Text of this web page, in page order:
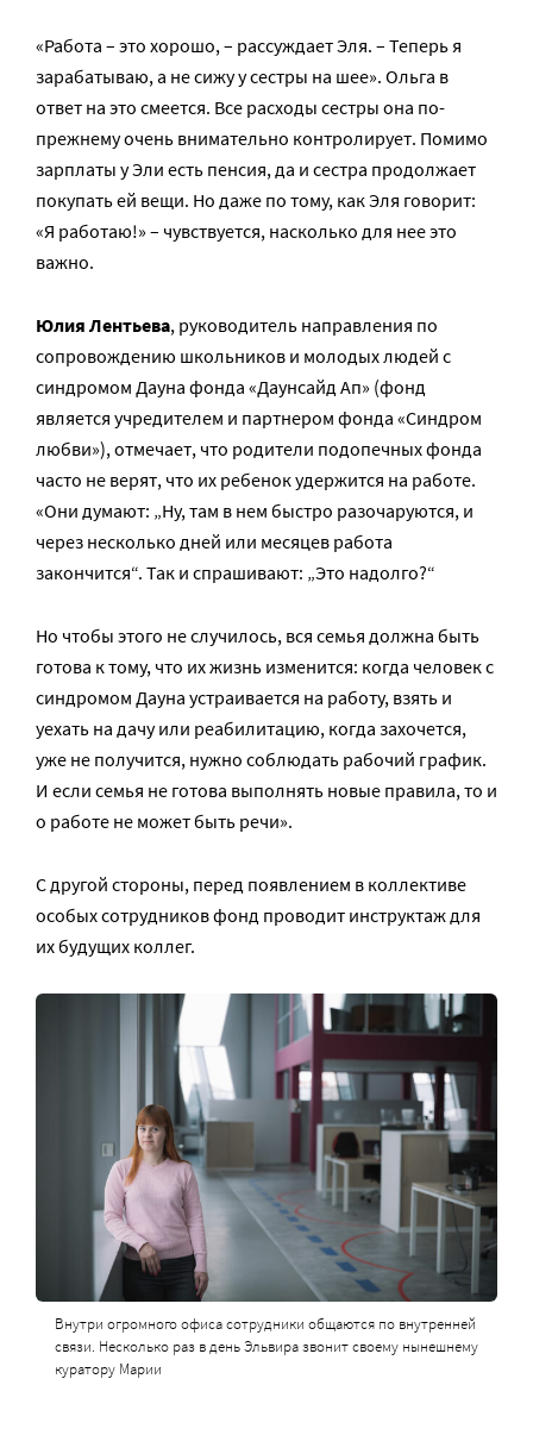
«Работа – это хорошо, – рассуждает Эля. – Теперь я
зарабатываю, а не сижу у сестры на шее». Ольга в
ответ на это смеется. Все расходы сестры она по-
прежнему очень внимательно контролирует. Помимо
зарплаты у Эли есть пенсия, да и сестра продолжает
покупать ей вещи. Но даже по тому, как Эля говорит:
«Я работаю!» – чувствуется, насколько для нее это
важно.
Юлия Лентьева, руководитель направления по
сопровождению школьников и молодых людей с
синдромом Дауна фонда «Даунсайд Ап» (фонд
является учредителем и партнером фонда «Синдром
любви»), отмечает, что родители подопечных фонда
часто не верят, что их ребенок удержится на работе.
«Они думают: „Ну, там в нем быстро разочаруются, и
через несколько дней или месяцев работа
закончится“. Так и спрашивают: „Это надолго?“
Но чтобы этого не случилось, вся семья должна быть
готова к тому, что их жизнь изменится: когда человек с
синдромом Дауна устраивается на работу, взять и
уехать на дачу или реабилитацию, когда захочется,
уже не получится, нужно соблюдать рабочий график.
И если семья не готова выполнять новые правила, то и
о работе не может быть речи».
С другой стороны, перед появлением в коллективе
особых сотрудников фонд проводит инструктаж для
их будущих коллег.
Внутри огромного офиса сотрудники общаются по внутренней
связи. Несколько раз в день Эльвира звонит своему нынешнему
куратору Марии